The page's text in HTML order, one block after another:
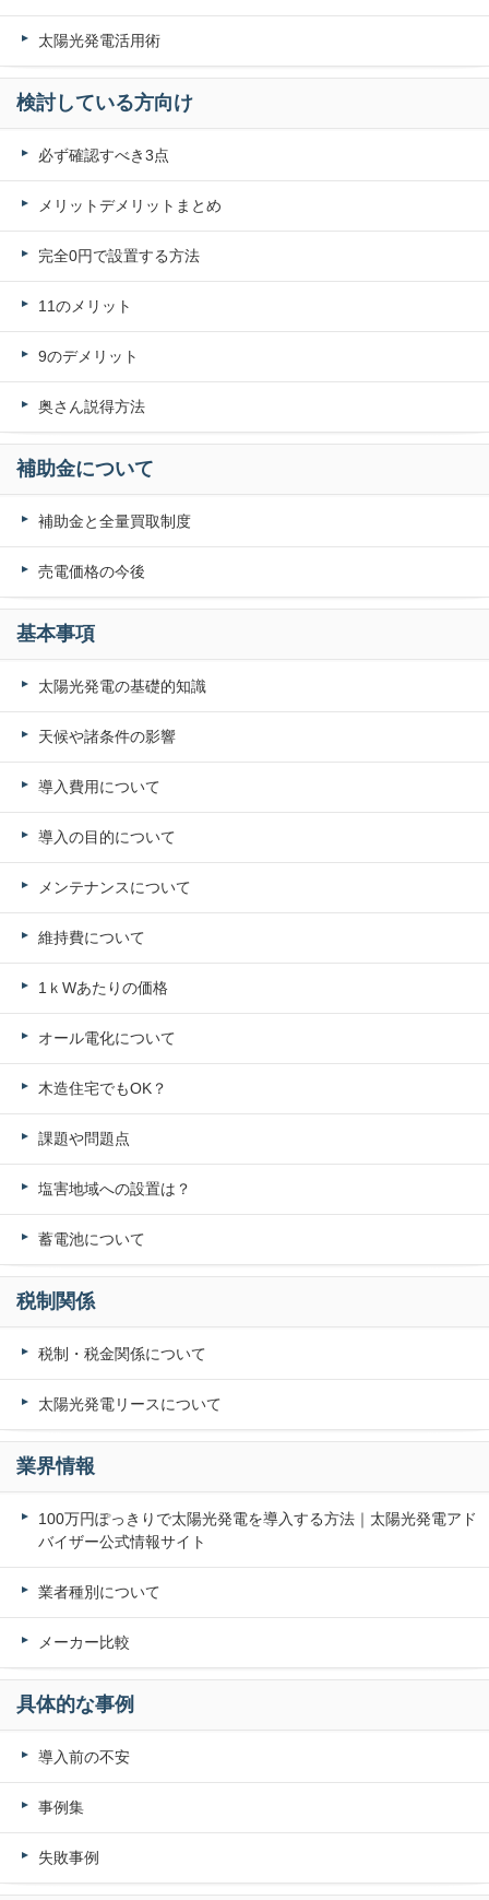
太陽光発電活用術
検討している方向け
必ず確認すべき3点
メリットデメリットまとめ
完全0円で設置する方法
11のメリット
9のデメリット
奥さん説得方法
補助金について
補助金と全量買取制度
売電価格の今後
基本事項
太陽光発電の基礎的知識
天候や諸条件の影響
導入費用について
導入の目的について
メンテナンスについて
維持費について
1ｋWあたりの価格
オール電化について
木造住宅でもOK？
課題や問題点
塩害地域への設置は？
蓄電池について
税制関係
税制・税金関係について
太陽光発電リースについて
業界情報
100万円ぽっきりで太陽光発電を導入する方法｜太陽光発電アド
バイザー公式情報サイト
業者種別について
メーカー比較
具体的な事例
導入前の不安
事例集
失敗事例